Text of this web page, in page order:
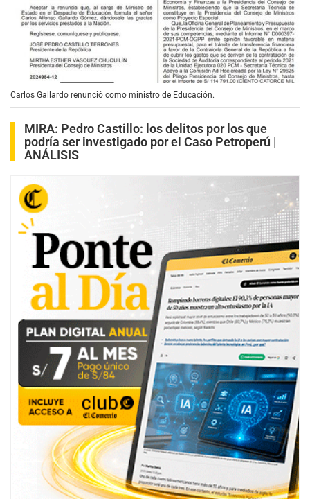
Carlos Gallardo renunció como ministro de Educación.
MIRA: Pedro Castillo: los delitos por los que
podría ser investigado por el Caso Petroperú |
ANÁLISIS